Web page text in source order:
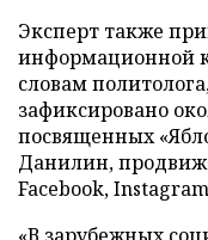
Эксперт также
информационной
словам
зафиксировано
посвященных
Данилин,
Facebook,